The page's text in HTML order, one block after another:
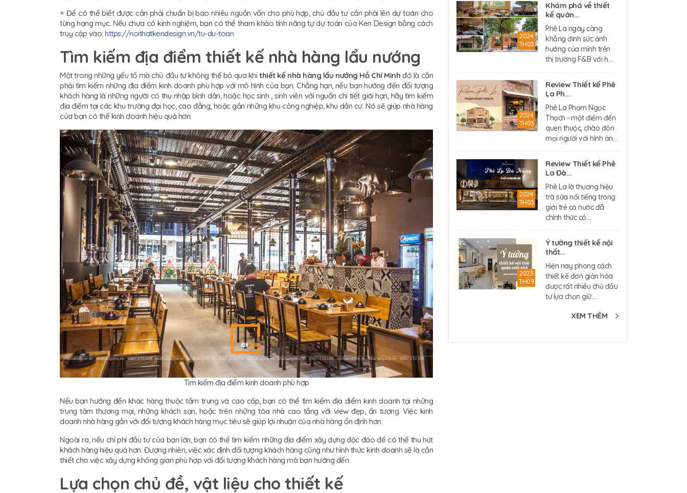
+ Để có thể biết được cần phải chuẩn bị bao nhiêu nguồn vốn cho phù hợp, chủ đầu tư cần phải lên dự toán cho
từng hạng mục. Nếu chưa có kinh nghiệm, bạn có thể tham khảo tính năng tự dự toán của Ken Design bằng cách
truy cập vào: https://noithatkendesign.vn/tu-du-toan
Tìm kiếm địa điểm thiết kế nhà hàng lẩu nướng
Một trong những yếu tố mà chủ đầu tư không thể bỏ qua khi thiết kế nhà hàng lẩu nướng Hồ Chí Minh đó là cần
phải tìm kiếm những địa điểm kinh doanh phù hợp với mô hình của bạn. Chẳng hạn, nếu bạn hướng đến đối tượng
khách hàng là những người có thu nhập bình dân, hoặc học sinh , sinh viên với nguồn chi tiết giới hạn, hãy tìm kiếm
địa điểm tại các khu trường đại học, cao đẳng, hoặc gần những khu công nghiệp, khu dân cư. Nó sẽ giúp nhà hàng
của bạn có thể kinh doanh hiệu quả hơn.
Tìm kiếm địa điểm kinh doanh phù hợp
Nếu bạn hướng đến khác hàng thuộc tầm trung và cao cấp, bạn có thể tìm kiếm địa điểm kinh doanh tại những
trung tâm thương mại, những khách sạn, hoặc trên những tòa nhà cao tầng với view đẹp, ấn tượng. Việc kinh
doanh nhà hàng gần với đối tượng khách hàng mục tiêu sẽ giúp lợi nhuận của nhà hàng ổn định hơn.
Ngoài ra, nếu chi phí đầu tư của bạn lớn, bạn có thể tìm kiếm những địa điểm xây dựng độc đáo để có thể thu hút
khách hàng hiệu quả hơn. Đương nhiên, việc xác định đối tượng khách hàng cũng như hình thức kinh doanh sẽ là cần
thiết cho việc xây dựng không gian phù hợp với đối tượng khách hàng mà bạn hướng đến.
Lựa chọn chủ đề, vật liệu cho thiết kế
2024
TH03
Khám phá về thiết
kế quán...
Phê La ngày càng
khẳng định sức ảnh
hưởng của mình trên
thị trường F&B với h....
2024
TH03
Review Thiết kế Phê
La Ph...
Phê La Phạm Ngọc
Thạch - một điểm đến
quen thuộc, chào đón
mọi người với hình ản....
2024
TH03
Review Thiết kế Phê
La Đà...
Phê La là thương hiệu
trà sữa nổi tiếng trong
giới trẻ cả nước đã
chính thức có....
2023
TH09
Ý tưởng thiết kế nội
thất...
Hiện nay phong cách
thiết kế đơn giản hóa
được rất nhiều chủ đầu
tư lựa chọn giữ....
XEM THÊM